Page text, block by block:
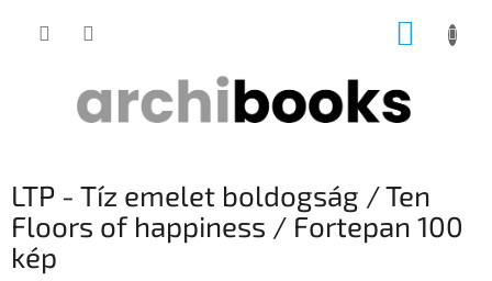
KOSÁR
LTP - Tíz emelet boldogság / Ten
Floors of happiness / Fortepan 100
kép